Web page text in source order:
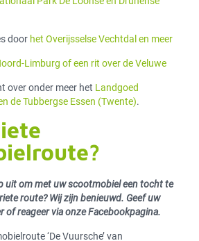
door het Overijsselse Vechtdal en meer
Limburg of een rit over de Veluwe
over onder meer het Landgoed
de Tubbergse Essen (Twente).
uit om met uw scootmobiel een tocht te
route? Wij zijn benieuwd. Geef uw
of reageer via onze Facebookpagina.
‘De Vuursche’ van